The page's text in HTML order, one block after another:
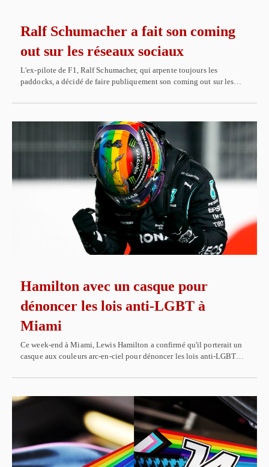
Ralf Schumacher a fait son coming
out sur les réseaux sociaux
L'ex-pilote de F1, Ralf Schumacher, qui arpente toujours les
paddocks, a décidé de faire publiquement son coming out sur les…
Hamilton avec un casque pour
dénoncer les lois anti-LGBT à
Miami
Ce week-end à Miami, Lewis Hamilton a confirmé qu'il porterait un
casque aux couleurs arc-en-ciel pour dénoncer les lois anti-LGBT…